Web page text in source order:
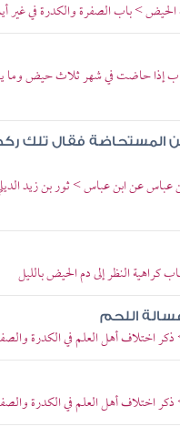
> باب الصفرة والكدرة في غير
إذا حاضت في شهر ثلاث حيض وما
المستحاضة فقال تلك
عباس عن ابن عباس > ثور بن زيد
كراهية النظر إلى دم الحيض بالليل
غسالة اللحم
اختلاف أهل العلم في الكدرة
اختلاف أهل العلم في الكدرة